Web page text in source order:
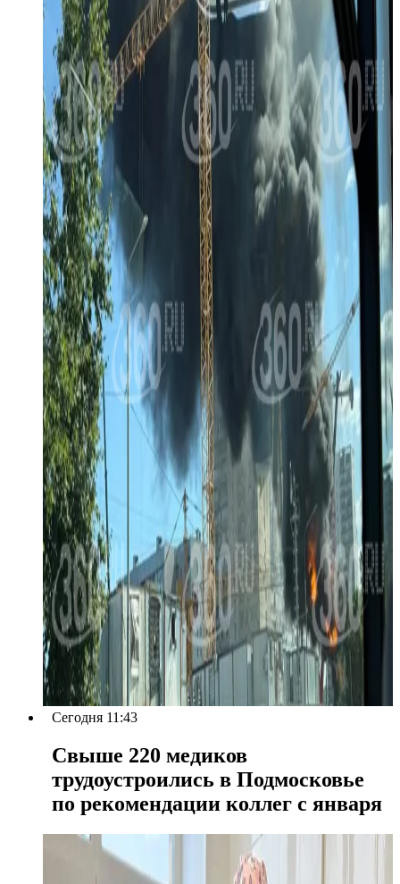
Сегодня 11:43
Свыше 220 медиков
трудоустроились в Подмосковье
по рекомендации коллег с января